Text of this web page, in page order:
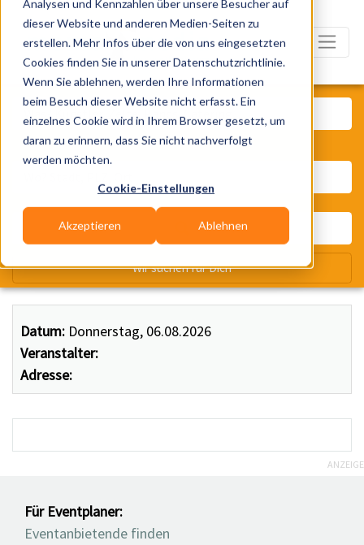
Analysen und Kennzahlen über unsere Besucher auf
dieser Website und anderen Medien-Seiten zu
erstellen. Mehr Infos über die von uns eingesetzten
Cookies finden Sie in unserer Datenschutzrichtlinie.
Wenn Sie ablehnen, werden Ihre Informationen
beim Besuch dieser Website nicht erfasst. Ein
einzelnes Cookie wird in Ihrem Browser gesetzt, um
daran zu erinnern, dass Sie nicht nachverfolgt
werden möchten.
Cookie-Einstellungen
Akzeptieren Ablehnen
Datum: Donnerstag, 06.08.2026
Veranstalter:
Adresse:
Was? Künstler, Zelte, Bands,
Wir suchen für Dich
ANZEIGE
Für Eventplaner:
Eventanbietende finden